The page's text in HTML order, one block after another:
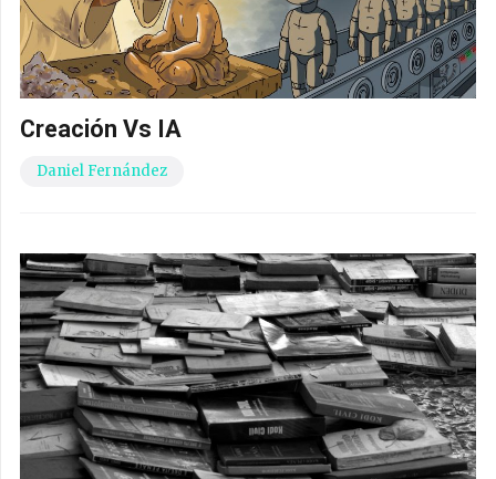
Creación Vs IA
Daniel Fernández